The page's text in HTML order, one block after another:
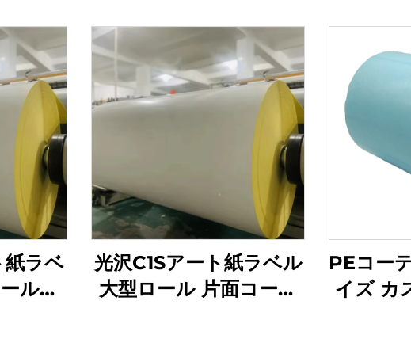
紙ラベ
ル片
光沢C1Sアート紙ラベル
大型ロール 片面コーテ
PEコー
イズ カ